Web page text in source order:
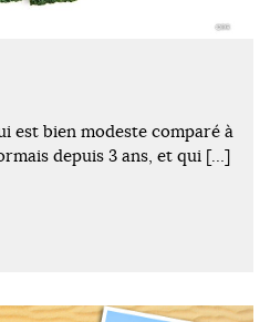
est bien modeste comparé à
depuis 3 ans, et qui […]